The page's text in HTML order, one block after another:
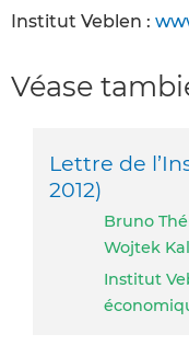
Institut Veblen :
Véase
Lettre de
2012)
Bruno
Wojtek
Institut